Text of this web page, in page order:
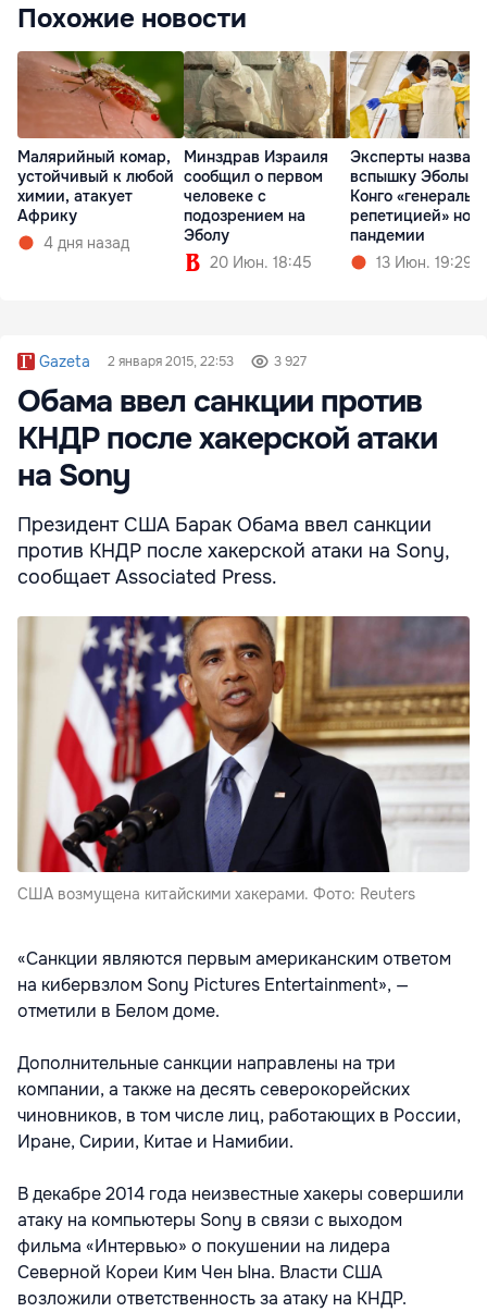
Похожие новости
Малярийный комар,
устойчивый к любой
химии, атакует
Африку
4 дня назад
Минздрав Израиля
сообщил о первом
человеке с
подозрением на
Эболу
20 Июн. 18:45
Эксперты
вспышку Эболы в
Конго
репетицией»
пандемии
13 Июн. 19:29
Gazeta 2 января 2015, 22:53 3 927
Обама ввел санкции против
КНДР после хакерской атаки
на Sony
Президент США Барак Обама ввел санкции
против КНДР после хакерской атаки на Sony,
сообщает Associated Press.
США возмущена китайскими хакерами. Фото: Reuters
«Санкции являются первым американским ответом
на кибервзлом Sony Pictures Entertainment», —
отметили в Белом доме.
Дополнительные санкции направлены на три
компании, а также на десять северокорейских
чиновников, в том числе лиц, работающих в России,
Иране, Сирии, Китае и Намибии.
В декабре 2014 года неизвестные хакеры совершили
атаку на компьютеры Sony в связи с выходом
фильма «Интервью» о покушении на лидера
Северной Кореи Ким Чен Ына. Власти США
возложили ответственность за атаку на КНДР.